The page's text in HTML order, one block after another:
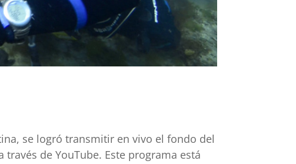
se logró transmitir en vivo el fondo del
de YouTube. Este programa está